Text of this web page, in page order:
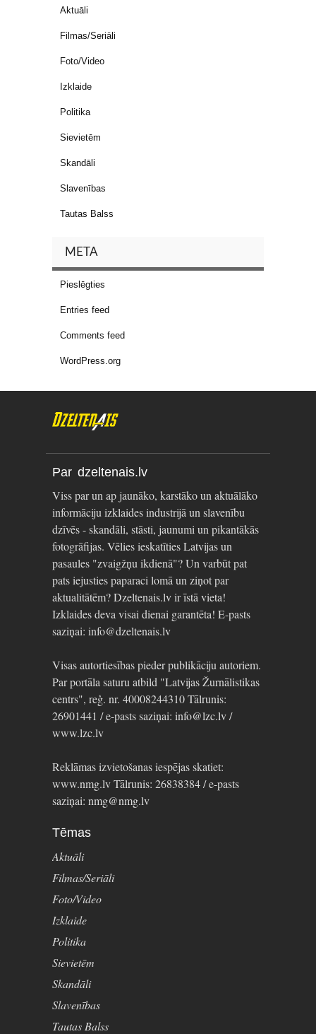
Aktuāli
Filmas/Seriāli
Foto/Video
Izklaide
Politika
Sievietēm
Skandāli
Slavenības
Tautas Balss
META
Pieslēgties
Entries feed
Comments feed
WordPress.org
Par dzeltenais.lv
Viss par un ap jaunāko, karstāko un aktuālāko
informāciju izklaides industrijā un slavenību
dzīvēs - skandāli, stāsti, jaunumi un pikantākās
fotogrāfijas. Vēlies ieskatīties Latvijas un
pasaules "zvaigžņu ikdienā"? Un varbūt pat
pats iejusties paparaci lomā un ziņot par
aktualitātēm? Dzeltenais.lv ir īstā vieta!
Izklaides deva visai dienai garantēta! E-pasts
saziņai: info@dzeltenais.lv
Visas autortiesības pieder publikāciju autoriem.
Par portāla saturu atbild "Latvijas Žurnālistikas
centrs", reģ. nr. 40008244310 Tālrunis:
26901441 / e-pasts saziņai: info@lzc.lv /
www.lzc.lv
Reklāmas izvietošanas iespējas skatiet:
www.nmg.lv Tālrunis: 26838384 / e-pasts
saziņai: nmg@nmg.lv
Tēmas
Aktuāli
Filmas/Seriāli
Foto/Video
Izklaide
Politika
Sievietēm
Skandāli
Slavenības
Tautas Balss